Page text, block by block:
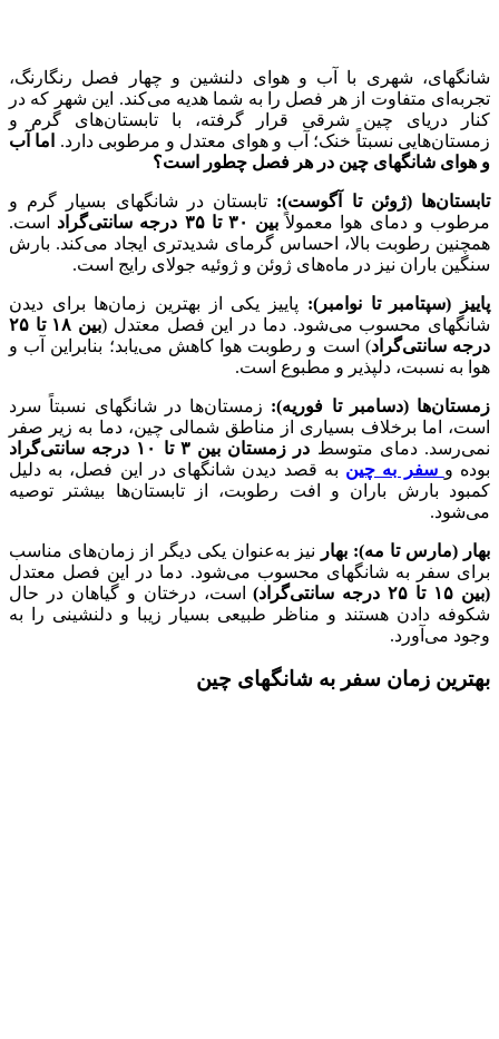
شانگهای، شهری با آب و هوای دلنشین و چهار فصل رنگارنگ،
تجربه‌ای متفاوت از هر فصل را به شما هدیه می‌کند. این شهر که در
کنار دریای چین شرقی قرار گرفته، با تابستان‌های گرم و
زمستان‌هایی نسبتاً خنک؛ آب و هوای معتدل و مرطوبی دارد.
اما آب
و هوای شانگهای چین در هر فصل چطور است؟
تابستان‌ها (ژوئن تا آگوست): تابستان در شانگهای بسیار گرم و
مرطوب و دمای هوا معمولاً بین ۳۰ تا ۳۵ درجه سانتی‌گراد
است.
همچنین رطوبت بالا، احساس گرمای شدیدتری ایجاد می‌کند. بارش
سنگین باران نیز در ماه‌های ژوئن و ژوئیه جولای رایج است.
پاییز (سپتامبر تا نوامبر): پاییز یکی از بهترین زمان‌ها برای دیدن
شانگهای محسوب می‌شود. دما در این فصل معتدل (
بین ۱۸ تا ۲۵
درجه سانتی‌گراد) است و رطوبت هوا کاهش می‌یابد؛ بنابراین آب و
هوا به نسبت، دلپذیر و مطبوع است.
زمستان‌ها (دسامبر تا فوریه): زمستان‌ها در شانگهای نسبتاً سرد
است، اما برخلاف بسیاری از مناطق شمالی چین، دما به زیر صفر
نمی‌رسد. دمای متوسط در زمستان بین ۳ تا ۱۰ درجه سانتی‌گراد
بوده و سفر به چین به قصد دیدن شانگهای در این فصل، به دلیل
کمبود بارش باران و افت رطوبت، از تابستان‌ها بیشتر توصیه
می‌شود.
بهار (مارس تا مه): بهار نیز به‌عنوان یکی دیگر از زمان‌های مناسب
برای سفر به شانگهای محسوب می‌شود. دما در این فصل معتدل
(بین ۱۵ تا ۲۵ درجه سانتی‌گراد)
است، درختان و گیاهان در حال
شکوفه دادن هستند و مناظر طبیعی بسیار زیبا و دلنشینی را به
وجود می‌آورد.
بهترین زمان سفر به شانگهای چین